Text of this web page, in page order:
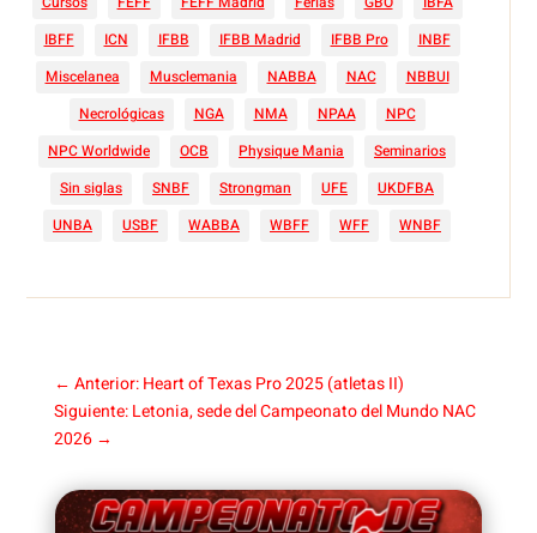
IBFF
ICN IFBB IFBB Madrid IFBB Pro
INBF
Miscelanea
Musclemania NABBA NAC
NBBUI
Necrológicas
NGA NMA NPAA
NPC
NPC Worldwide
OCB Physique Mania
Seminarios
Sin siglas
SNBF Strongman UFE
UKDFBA
UNBA
USBF WABBA WBFF WFF WNBF
← Anterior: Heart of Texas Pro 2025 (atletas II)
Siguiente: Letonia, sede del Campeonato del Mundo NAC
2026→